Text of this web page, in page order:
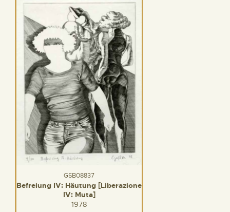
GSB08837
Befreiung IV: Häutung [Liberazione
IV: Muta]
1978